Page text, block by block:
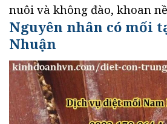
nuôi và không đào, khoan
Nguyên nhân có mối
Nhuận